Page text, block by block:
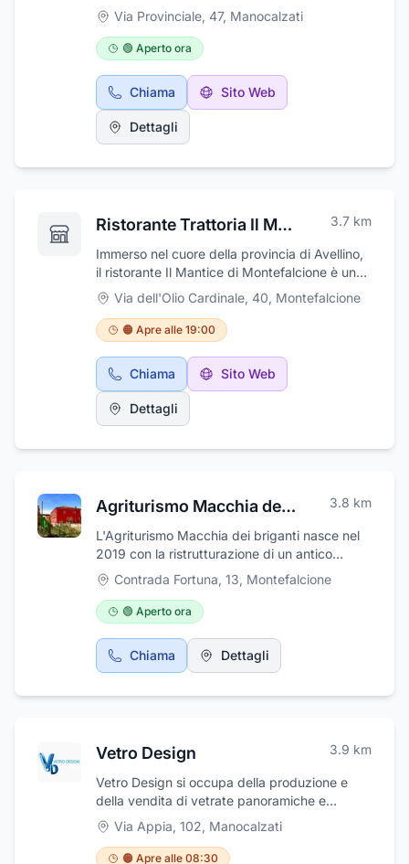
costruzioni e ristrutturazioni. Offriamo servizi
completi e personalizzati, dalla progettazione
alla realizzazione finale, garantendo qualità,
sicurezza e attenzione ai dettagli. Operiamo
su nuove costruzioni, ristrutturazioni interne
ed esterne, rifacimento facciate, lavori chiavi
in mano e manutenzioni. La nostra squadra è
composta da professionisti qualificati e
esigenza del cliente con serietà e
Via Provinciale, 47, Manocalzati
🟢 Aperto ora
Chiama Sito Web
Dettagli
Ristorante Trattoria Il Mantice Cucina Tipica Greca 3.7 km
Immerso nel cuore della provincia di Avellino,
il ristorante Il Mantice di Montefalcione è un
autentico angolo di Grecia. Questo ristorante
tipico greco offre un'esperienza culinaria
unica, dove ogni piatto è preparato con
ingredienti freschi e autentici provenienti
direttamente dalla Grecia. Dalle prelibatezze
a base di pesce alle specialità di carne, ogni
portata racconta una storia di sapori genuini.Il
ristorante non è solo un luogo dove gustare
greca. Il proprietario, Antonio, è un vero
del paese, rendendo ogni visita
un'opportunità per scoprire tradizioni e
curiosità. I vini e le birre, selezionati con cura,
portando in tavola il meglio della tradizione
vinicola ellenica.Che si tratti di un pranzo in
famiglia, di una cena romantica o di una
serata tra amici, Il Mantice è il luogo ideale
per immergersi nella calda ospitalità greca,
senza lasciare l'Irpinia. Un viaggio nei sapori
che conquista il palato e il cuore.
Via dell'Olio Cardinale, 40, Montefalcione
🟠 Apre alle 19:00
Chiama Sito Web
Dettagli
Agriturismo Macchia dei briganti 3.8 km
L'Agriturismo Macchia dei briganti nasce nel
2019 con la ristrutturazione di un antico
casolare che già era parte integrante
dell'omonima azienda agricola.
Contrada Fortuna, 13, Montefalcione
🟢 Aperto ora
Chiama Dettagli
Vetro Design 3.9 km
Vetro Design si occupa della produzione e
della vendita di vetrate panoramiche e
scorrevoli, su misura, personalizzabili con
decori e sabbiature. Inoltre si occupa della
lavorazione di cristalli, specchi e di qualsiasi
Via Appia, 102, Manocalzati
🟠 Apre alle 08:30